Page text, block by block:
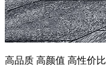
高品质 高颜值 高性价比